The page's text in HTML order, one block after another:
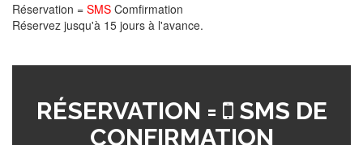
Réservation = SMS Comfirmation
Réservez jusqu'à 15 jours à l'avance.
RÉSERVATION =
SMS DE
CONFIRMATION